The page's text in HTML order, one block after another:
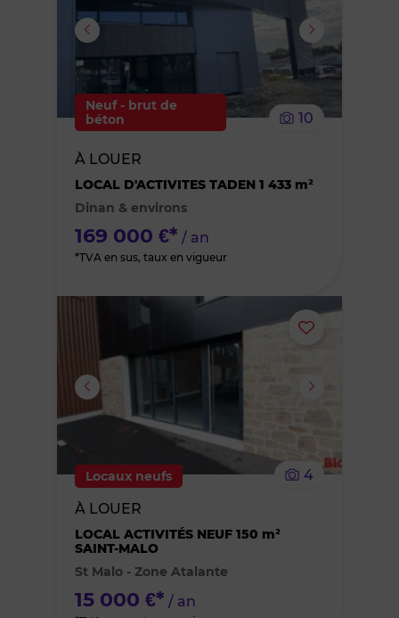
supprimer
Neuf - brut de
béton
10
À LOUER
LOCAL D'ACTIVITES TADEN 1 433 m²
Dinan & environs
169 000 €* / an
*TVA en sus, taux en vigueur
Ajouter
Locaux neufs
4
À LOUER
LOCAL ACTIVITÉS NEUF 150 m²
SAINT-MALO
St Malo - Zone Atalante
15 000 €* / an